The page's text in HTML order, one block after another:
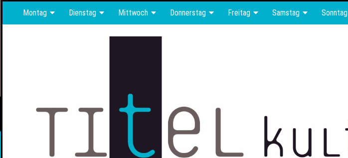
Montag Dienstag Mittwoch Donnerstag Freitag Samstag Sonntag